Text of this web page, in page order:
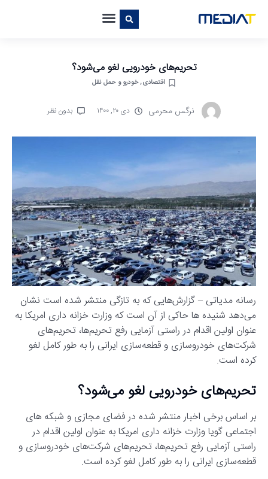
تحریم‌های خودرویی لغو می‌شود؟
اقتصادی,خودرو و حمل نقل
نرگس محرمی دی ۲۰, ۱۴۰۰ بدون نظر
رسانه مدیاتی – گزارش‌هایی که به تازگی منتشر شده است نشان
می‌دهد شنیده ها حاکی از آن است که وزارت خزانه داری امریکا به
عنوان اولین اقدام در راستی آزمایی رفع تحریم‌ها، تحریم‌های
شرکت‌های خودروسازی و قطعه‌سازی ایرانی را به طور کامل لغو
کرده است.
تحریم‌های خودرویی لغو می‌شود؟
بر اساس برخی اخبار منتشر شده در فضای مجازی و شبکه های
اجتماعی گویا وزارت خزانه داری امریکا به عنوان اولین اقدام در
راستی آزمایی رفع تحریم‌ها، تحریم‌های شرکت‌های خودروسازی و
قطعه‌سازی ایرانی را به طور کامل لغو کرده است.